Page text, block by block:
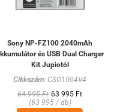
Sony NP-FZ100 2040mAh
és USB Dual Charger
Kit Jupiotól
Cikkszám: CSO1004V4
64 995 Ft 63 995 Ft
(63 995 / db)